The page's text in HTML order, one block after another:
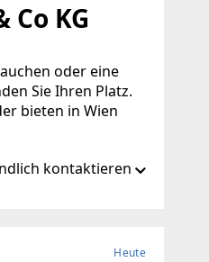
Co KG
oder eine
Sie Ihren Platz.
bieten in Wien
kontaktieren
Heute